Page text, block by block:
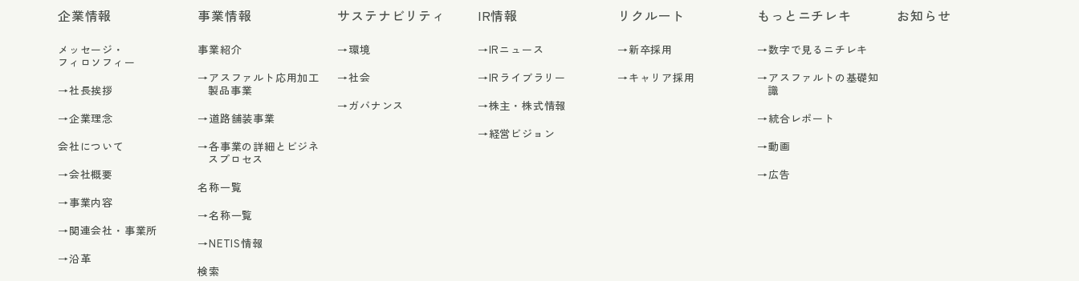
企業情報
メッセージ・
フィロソフィー
→社長挨拶
→企業理念
会社について
→会社概要
→事業内容
→関連会社・事業所
→沿革
事業情報
事業紹介
→アスファルト応用加工
製品事業
→道路舗装事業
→各事業の詳細とビジネ
スプロセス
名称一覧
→名称一覧
→NETIS情報
検索
サステナビリティ
→環境
→社会
→ガバナンス
IR情報
→IRニュース
→IRライブラリー
→株主・株式情報
→経営ビジョン
リクルート
→新卒採用
→キャリア採用
もっとニチレキ
→数字で見るニチレキ
→アスファルトの基礎知
識
→統合レポート
→動画
→広告
お知らせ